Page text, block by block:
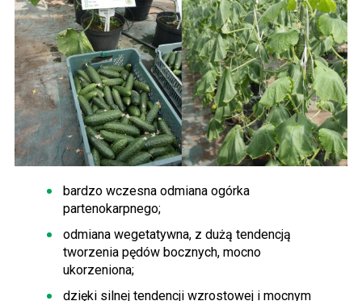
bardzo wczesna odmiana ogórka
partenokarpnego;
odmiana wegetatywna, z dużą tendencją
tworzenia pędów bocznych, mocno
ukorzeniona;
dzięki silnej tendencji wzrostowej i mocnym